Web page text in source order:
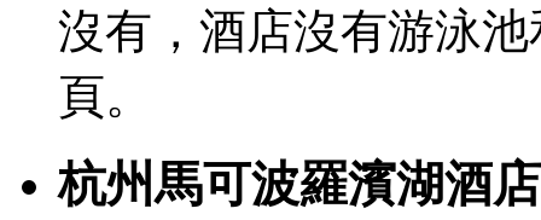
沒有，酒店沒有游泳
頁。
杭州馬可波羅濱湖酒